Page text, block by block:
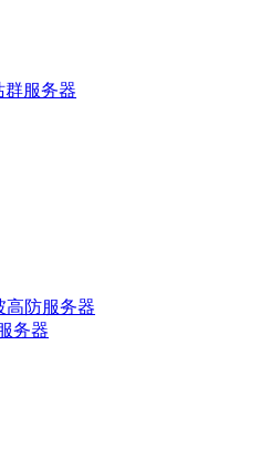
群服务器
高防服务器
务器